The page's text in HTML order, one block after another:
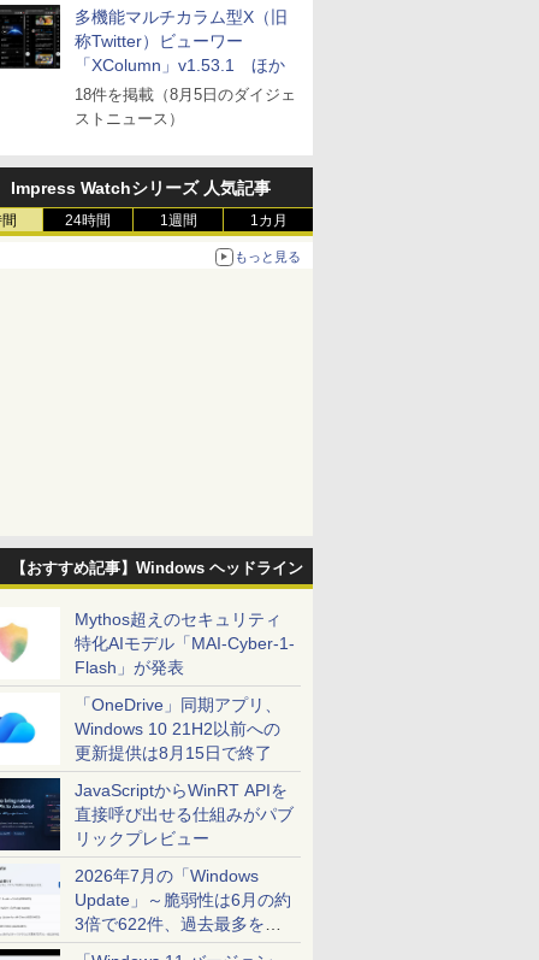
多機能マルチカラム型X（旧
称Twitter）ビューワー
「XColumn」v1.53.1 ほか
18件を掲載（8月5日のダイジェ
ストニュース）
Impress Watchシリーズ 人気記事
24時間 1週間 1カ月
もっと見る
【おすすめ記事】Windows ヘッドライン
Mythos超えのセキュリティ
特化AIモデル「MAI-Cyber-1-
Flash」が発表
「OneDrive」同期アプリ、
Windows 10 21H2以前への
更新提供は8月15日で終了
JavaScriptからWinRT APIを
直接呼び出せる仕組みがパブ
リックプレビュー
2026年7月の「Windows
Update」～脆弱性は6月の約
3倍で622件、過去最多を大
幅に更新